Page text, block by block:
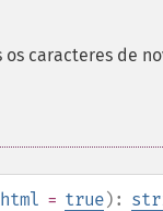
caracteres de
= true):